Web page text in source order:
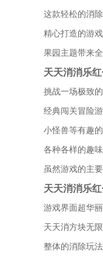
这款轻松的消
精心打造的游
果园主题带来
天天消消乐
挑战一场极致
经典闯关冒险
小怪兽等有趣
各种各样的趣
虽然游戏的主
天天消消乐
游戏界面超华
天天消方块无
整体的消除玩